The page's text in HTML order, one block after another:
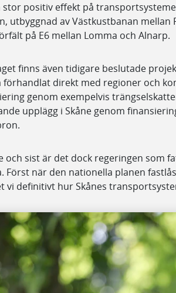
stor positiv effekt på
utbyggnad av Västkustbanan mellan
på E6 mellan Lomma och Alnarp.
finns även tidigare beslutade
förhandlat direkt med regioner och
genom exempelvis
upplägg i Skåne genom
och sist är det dock regeringen som
Först när den nationella planen
vi definitivt hur Skånes